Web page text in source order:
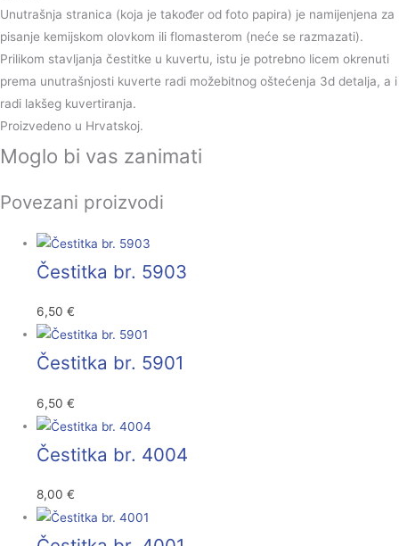
Unutrašnja stranica (koja je također od foto papira) je namijenjena za
pisanje kemijskom olovkom ili flomasterom (neće se razmazati).
Prilikom stavljanja čestitke u kuvertu, istu je potrebno licem okrenuti
prema unutrašnjosti kuverte radi možebitnog oštećenja 3d detalja, a i
radi lakšeg kuvertiranja.
Proizvedeno u Hrvatskoj.
Moglo bi vas zanimati
Povezani proizvodi
Čestitka br. 5903
6,50€
Čestitka br. 5901
6,50€
Čestitka br. 4004
8,00€